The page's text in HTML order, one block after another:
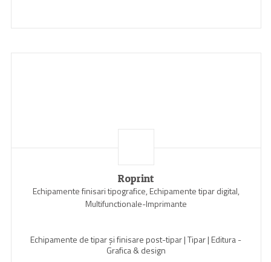
Roprint
Echipamente finisari tipografice, Echipamente tipar digital,
Multifunctionale-Imprimante
Echipamente de tipar și finisare post-tipar | Tipar | Editura -
Grafica & design